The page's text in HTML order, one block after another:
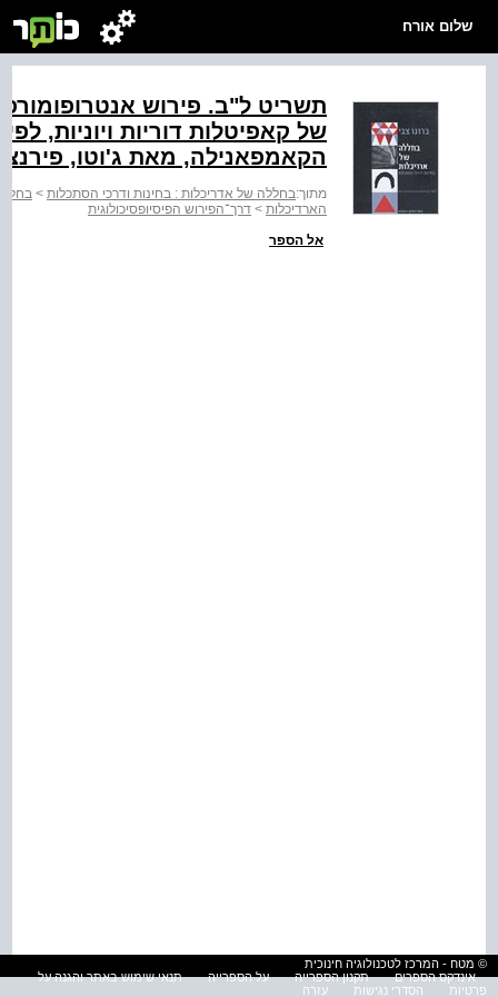
שלום אורח
תשריט ל"ב. פירוש
של קאפיטלות דוריות ויוניות,
הקאמפאנילה, מאת ג'וטו,
מתוך:בחללה של אדריכלות : בחינות ודרכי הסתכלות >
הארדיכלות > דרך־הפירוש הפיסיופסיכולוגית
אל הספר
© מטח - המרכז לטכנולוגיה חינוכית
אינדקס הספרים
תקנון הספרייה על הספרייה
תנאי שימוש באתר והגנה על
פרטיות
הסדרי נגישות עזרה